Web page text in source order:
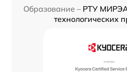
Образование – РТУ
технологических